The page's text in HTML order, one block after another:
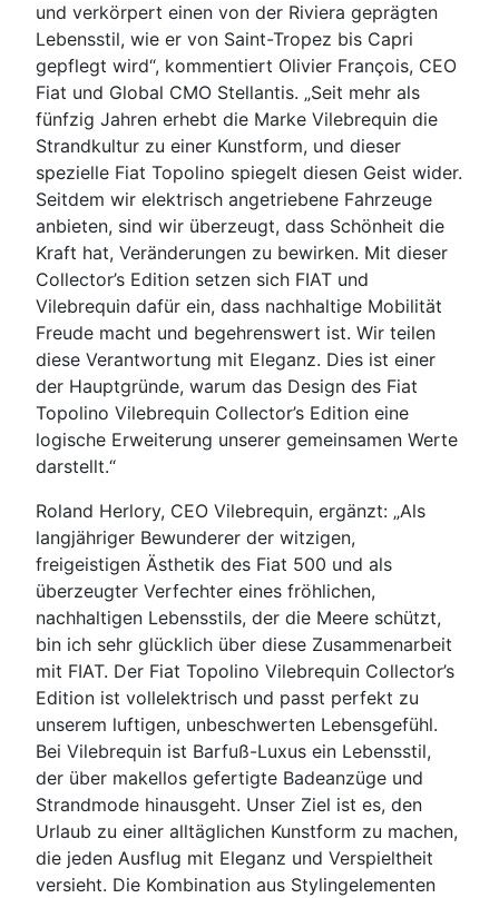
und verkörpert einen von der Riviera geprägten
Lebensstil, wie er von Saint-Tropez bis Capri
gepflegt wird“, kommentiert Olivier François, CEO
Fiat und Global CMO Stellantis. „Seit mehr als
fünfzig Jahren erhebt die Marke Vilebrequin die
Strandkultur zu einer Kunstform, und dieser
spezielle Fiat Topolino spiegelt diesen Geist wider.
Seitdem wir elektrisch angetriebene Fahrzeuge
anbieten, sind wir überzeugt, dass Schönheit die
Kraft hat, Veränderungen zu bewirken. Mit dieser
Collector’s Edition setzen sich FIAT und
Vilebrequin dafür ein, dass nachhaltige Mobilität
Freude macht und begehrenswert ist. Wir teilen
diese Verantwortung mit Eleganz. Dies ist einer
der Hauptgründe, warum das Design des Fiat
Topolino Vilebrequin Collector’s Edition eine
logische Erweiterung unserer gemeinsamen Werte
darstellt.“
Roland Herlory, CEO Vilebrequin, ergänzt: „Als
langjähriger Bewunderer der witzigen,
freigeistigen Ästhetik des Fiat 500 und als
überzeugter Verfechter eines fröhlichen,
nachhaltigen Lebensstils, der die Meere schützt,
bin ich sehr glücklich über diese Zusammenarbeit
mit FIAT. Der Fiat Topolino Vilebrequin Collector’s
Edition ist vollelektrisch und passt perfekt zu
unserem luftigen, unbeschwerten Lebensgefühl.
Bei Vilebrequin ist Barfuß-Luxus ein Lebensstil,
der über makellos gefertigte Badeanzüge und
Strandmode hinausgeht. Unser Ziel ist es, den
Urlaub zu einer alltäglichen Kunstform zu machen,
die jeden Ausflug mit Eleganz und Verspieltheit
versieht. Die Kombination aus Stylingelementen